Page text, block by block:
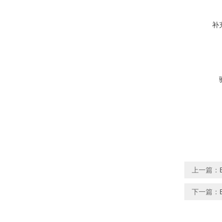
补
上一篇：
下一篇：